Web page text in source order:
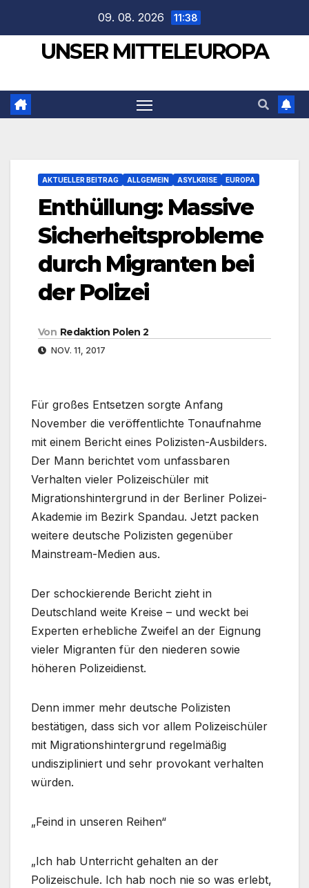
springen
09. 08. 2026 11:38
UNSER MITTELEUROPA
AKTUELLER BEITRAG ALLGEMEIN ASYLKRISE EUROPA
Enthüllung: Massive
Sicherheitsprobleme
durch Migranten bei
der Polizei
Von Redaktion Polen 2
NOV. 11, 2017
Für großes Entsetzen sorgte Anfang
November die veröffentlichte Tonaufnahme
mit einem Bericht eines Polizisten-Ausbilders.
Der Mann berichtet vom unfassbaren
Verhalten vieler Polizeischüler mit
Migrationshintergrund in der Berliner Polizei-
Akademie im Bezirk Spandau. Jetzt packen
weitere deutsche Polizisten gegenüber
Mainstream-Medien aus.
Der schockierende Bericht zieht in
Deutschland weite Kreise – und weckt bei
Experten erhebliche Zweifel an der Eignung
vieler Migranten für den niederen sowie
höheren Polizeidienst.
Denn immer mehr deutsche Polizisten
bestätigen, dass sich vor allem Polizeischüler
mit Migrationshintergrund regelmäßig
undiszipliniert und sehr provokant verhalten
würden.
„Feind in unseren Reihen“
„Ich hab Unterricht gehalten an der
Polizeischule. Ich hab noch nie so was erlebt,